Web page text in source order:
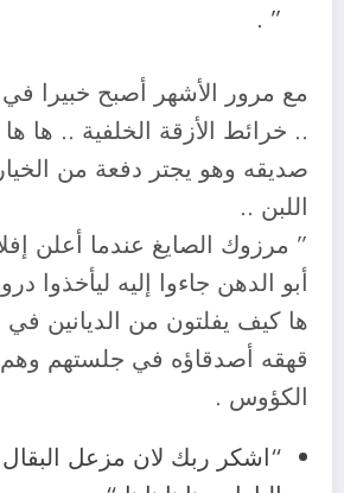
” .
مع مرور الأشهر أصبح خبيرا
.. خرائط الأزقة الخلفية .. ها
صديقه وهو يجتر دفعة من
اللبن ..
” مرزوك الصايغ عندما أعلن
أبو الدهن جاءوا إليه ليأخذوا
ها كيف يفلتون من الديانين
قهقه أصدقاؤه في جلستهم
الكؤوس .
“اشكر ربك لان مزعل